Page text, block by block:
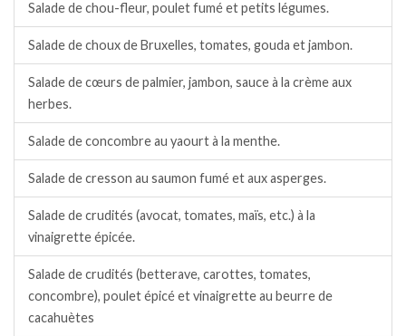
Salade de chou-fleur, poulet fumé et petits légumes.
Salade de choux de Bruxelles, tomates, gouda et jambon.
Salade de cœurs de palmier, jambon, sauce à la crème aux
herbes.
Salade de concombre au yaourt à la menthe.
Salade de cresson au saumon fumé et aux asperges.
Salade de crudités (avocat, tomates, maïs, etc.) à la
vinaigrette épicée.
Salade de crudités (betterave, carottes, tomates,
concombre), poulet épicé et vinaigrette au beurre de
cacahuètes